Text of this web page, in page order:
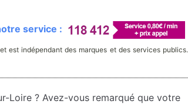
service :
est indépendant des marques et des services publics.
Loire ? Avez-vous remarqué que votre